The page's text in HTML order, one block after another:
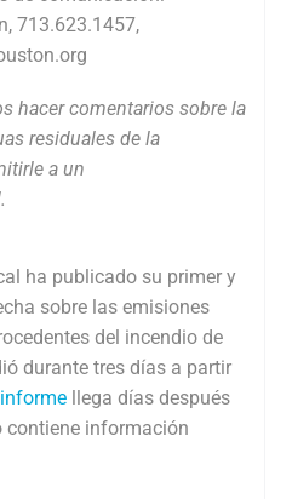
713.623.1457,
hacer comentarios sobre la
residuales de la
a un
ha publicado su primer y
sobre las emisiones
del incendio de
durante tres días a partir
informe llega días después
contiene información